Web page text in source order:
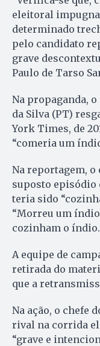
eleitoral
determinado
pelo candidato
grave
Paulo de Tarso
Na propaganda,
da Silva (PT)
York Times, de
“comeria um
Na reportagem, o
suposto episódio
teria sido
“Morreu um
cozinham o
A equipe de
retirada do
que a
Na ação, o chefe
rival na corrida
“grave e